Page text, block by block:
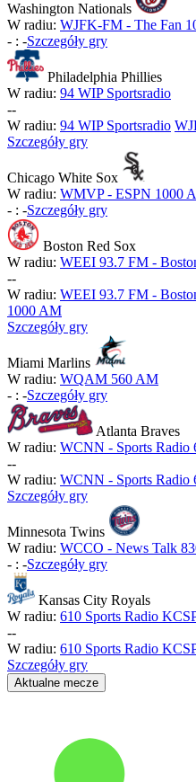
Washington Nationals
W radiu: WJFK-FM - The Fan
- : -Szczegóły gry
Philadelphia Phillies
W radiu: 94 WIP Sportsradio
--
W radiu: 94 WIP Sportsradio
Szczegóły gry
Chicago White Sox
W radiu: WMVP - ESPN 1000
- : -Szczegóły gry
Boston Red Sox
W radiu: WEEI 93.7 FM -
--
W radiu: WEEI 93.7 FM -
1000 AM
Szczegóły gry
Miami Marlins
W radiu: WQAM 560 AM
- : -Szczegóły gry
Atlanta Braves
W radiu: WCNN - Sports Radio
--
W radiu: WCNN - Sports Radio
Szczegóły gry
Minnesota Twins
W radiu: WCCO - News Talk
- : -Szczegóły gry
Kansas City Royals
W radiu: 610 Sports Radio
--
W radiu: 610 Sports Radio
Szczegóły gry
Aktualne mecze